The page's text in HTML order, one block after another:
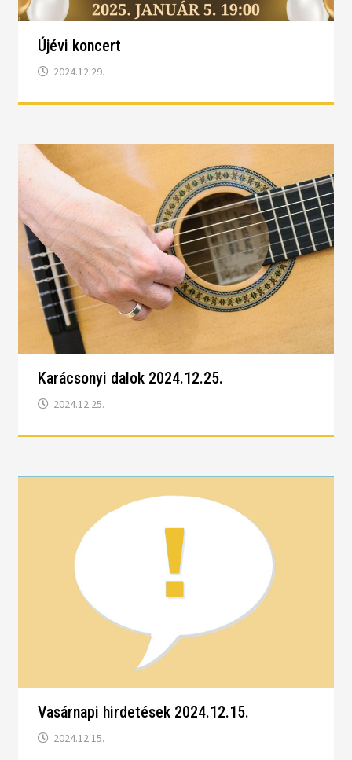
Újévi koncert
2024.12.29.
Karácsonyi dalok 2024.12.25.
2024.12.25.
Vasárnapi hirdetések 2024.12.15.
2024.12.15.